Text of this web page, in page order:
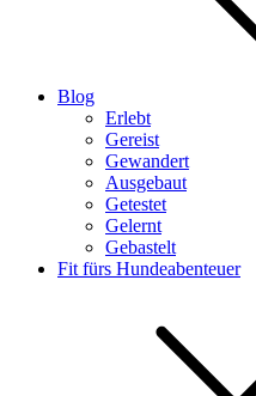
Blog
Erlebt
Gereist
Gewandert
Ausgebaut
Getestet
Gelernt
Gebastelt
Fit fürs Hundeabenteuer